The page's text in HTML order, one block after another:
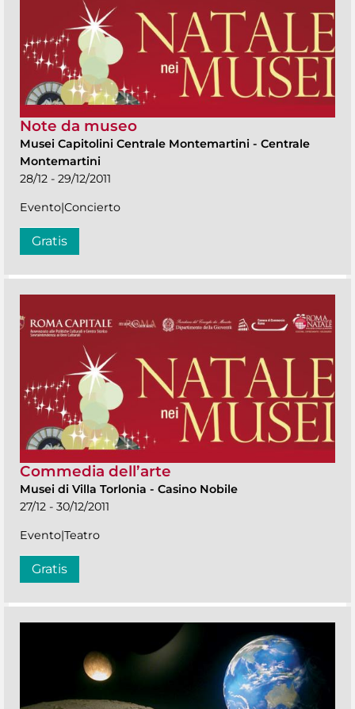
Note da museo
Musei Capitolini Centrale Montemartini - Centrale
Montemartini
28/12 - 29/12/2011
Evento|Concierto
Gratis
Commedia dell’arte
Musei di Villa Torlonia - Casino Nobile
27/12 - 30/12/2011
Evento|Teatro
Gratis